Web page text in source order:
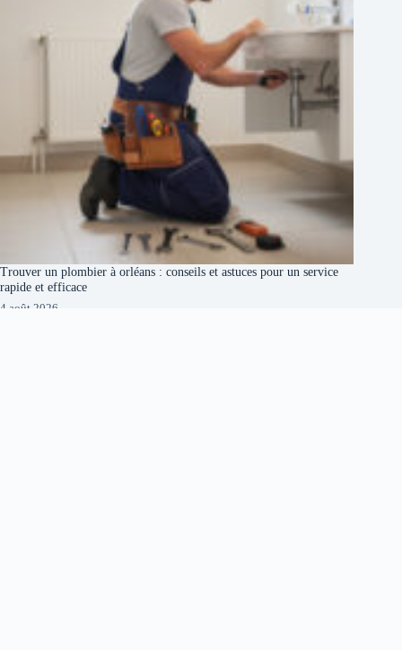
Trouver un plombier à orléans : conseils et astuces pour un service
rapide et efficace
4 août 2026